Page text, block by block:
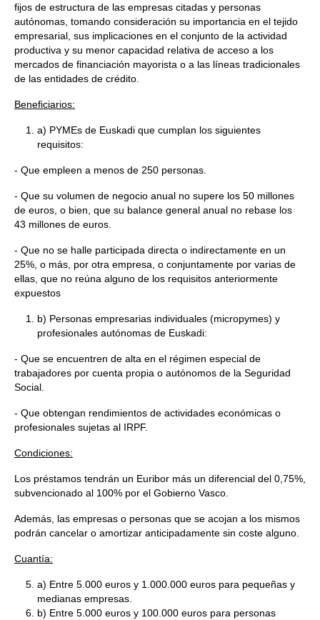
fijos de estructura de las empresas citadas y personas
autónomas, tomando consideración su importancia en el tejido
empresarial, sus implicaciones en el conjunto de la actividad
productiva y su menor capacidad relativa de acceso a los
mercados de financiación mayorista o a las líneas tradicionales
de las entidades de crédito.
Beneficiarios:
a) PYMEs de Euskadi que cumplan los siguientes
requisitos:
- Que empleen a menos de 250 personas.
- Que su volumen de negocio anual no supere los 50 millones
de euros, o bien, que su balance general anual no rebase los
43 millones de euros.
- Que no se halle participada directa o indirectamente en un
25%, o más, por otra empresa, o conjuntamente por varias de
ellas, que no reúna alguno de los requisitos anteriormente
expuestos
b) Personas empresarias individuales (micropymes) y
profesionales autónomas de Euskadi:
- Que se encuentren de alta en el régimen especial de
trabajadores por cuenta propia o autónomos de la Seguridad
Social.
- Que obtengan rendimientos de actividades económicas o
profesionales sujetas al IRPF.
Condiciones:
Los préstamos tendrán un Euribor más un diferencial del 0,75%,
subvencionado al 100% por el Gobierno Vasco.
Además, las empresas o personas que se acojan a los mismos
podrán cancelar o amortizar anticipadamente sin coste alguno.
Cuantía:
a) Entre 5.000 euros y 1.000.000 euros para pequeñas y
medianas empresas.
b) Entre 5.000 euros y 100.000 euros para personas